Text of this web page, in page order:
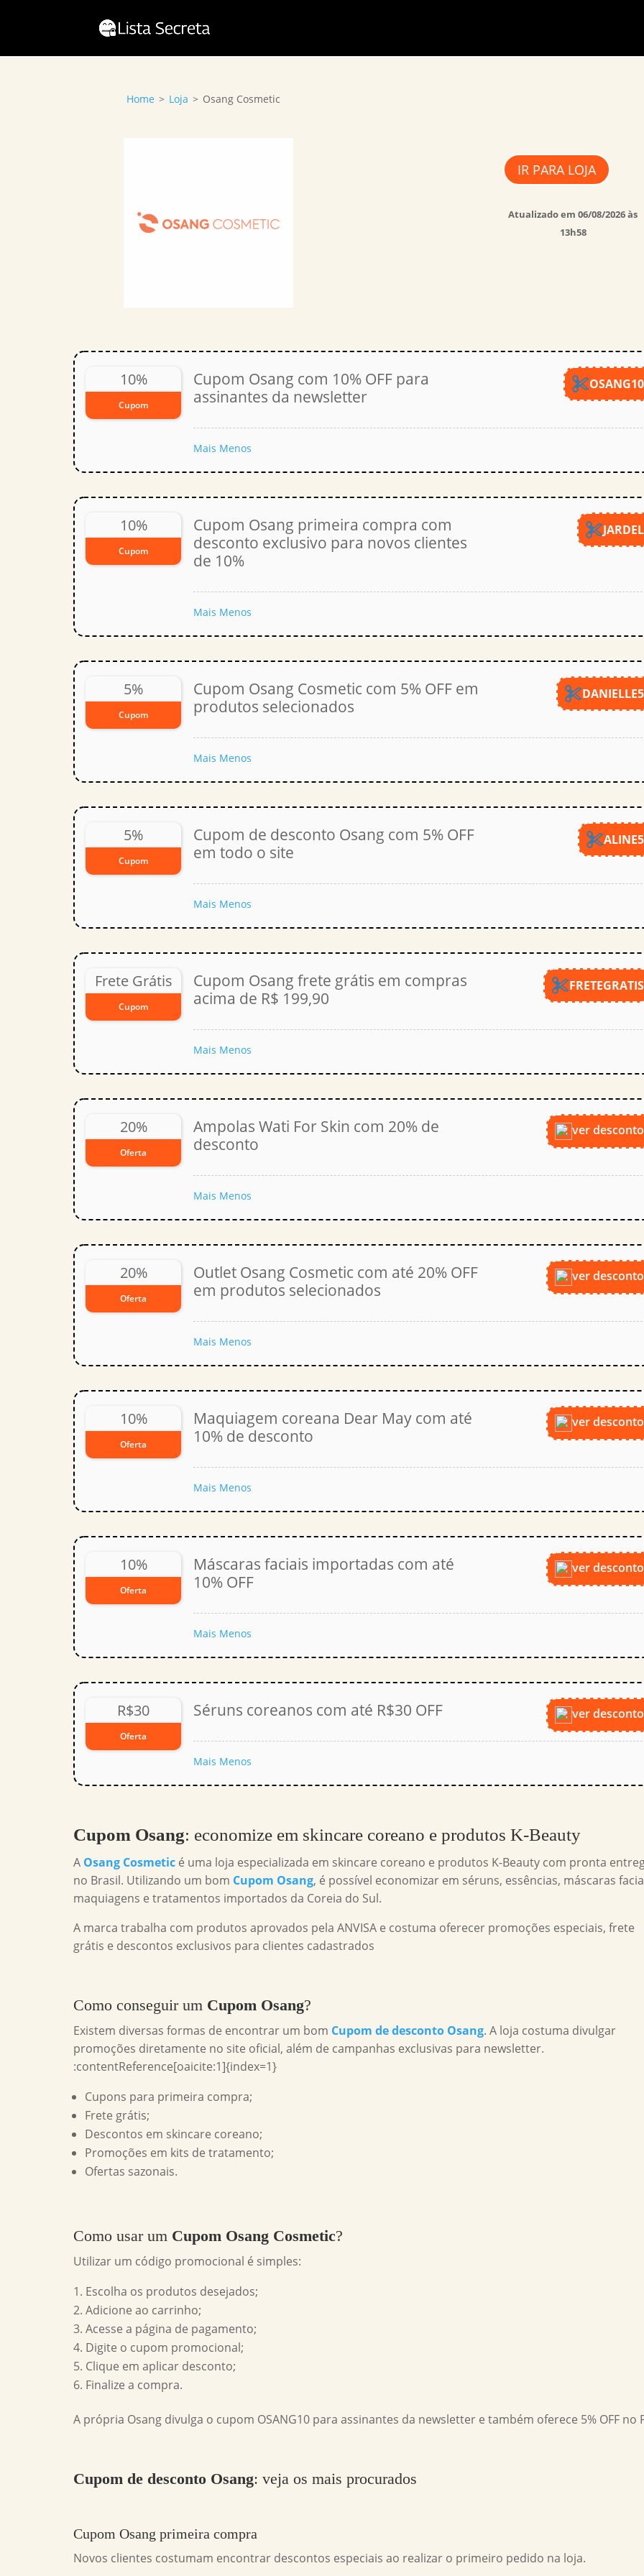
Home > Loja > Osang Cosmetic
IR PARA LOJA
Atualizado em 06/08/2026 às
13h58
10%
Cupom
Cupom Osang com 10% OFF para
assinantes da newsletter
OSANG10
Mais Menos
10%
Cupom
Cupom Osang primeira compra com
desconto exclusivo para novos clientes
de 10%
JARDEL
Mais Menos
5%
Cupom
Cupom Osang Cosmetic com 5% OFF em
produtos selecionados
DANIELLE5
Mais Menos
5%
Cupom
Cupom de desconto Osang com 5% OFF
em todo o site
ALINE5
Mais Menos
Frete Grátis
Cupom
Cupom Osang frete grátis em compras
acima de R$ 199,90
FRETEGRATIS
Mais Menos
20%
Oferta
Ampolas Wati For Skin com 20% de
desconto
ver desconto
Mais Menos
20%
Oferta
Outlet Osang Cosmetic com até 20% OFF
em produtos selecionados
ver desconto
Mais Menos
10%
Oferta
Maquiagem coreana Dear May com até
10% de desconto
ver desconto
Mais Menos
10%
Oferta
Máscaras faciais importadas com até
10% OFF
ver desconto
Mais Menos
R$30
Oferta
Séruns coreanos com até R$30 OFF ver desconto
Mais Menos
Cupom Osang: economize em skincare coreano e produtos K-Beauty
A Osang Cosmetic é uma loja especializada em skincare coreano e produtos K-Beauty com pronta
no Brasil. Utilizando um bom Cupom Osang, é possível economizar em séruns, essências, máscaras
maquiagens e tratamentos importados da Coreia do Sul.
A marca trabalha com produtos aprovados pela ANVISA e costuma oferecer promoções especiais, frete
grátis e descontos exclusivos para clientes cadastrados
Como conseguir um Cupom Osang?
Existem diversas formas de encontrar um bom Cupom de desconto Osang. A loja costuma divulgar
promoções diretamente no site oficial, além de campanhas exclusivas para newsletter.
:contentReference[oaicite:1]{index=1}
Cupons para primeira compra;
Frete grátis;
Descontos em skincare coreano;
Promoções em kits de tratamento;
Ofertas sazonais.
Como usar um Cupom Osang Cosmetic?
Utilizar um código promocional é simples:
Escolha os produtos desejados;
Adicione ao carrinho;
Acesse a página de pagamento;
Digite o cupom promocional;
Clique em aplicar desconto;
Finalize a compra.
A própria Osang divulga o cupom OSANG10 para assinantes da newsletter e também oferece 5% OFF no
Cupom de desconto Osang: veja os mais procurados
Cupom Osang primeira compra
Novos clientes costumam encontrar descontos especiais ao realizar o primeiro pedido na loja.